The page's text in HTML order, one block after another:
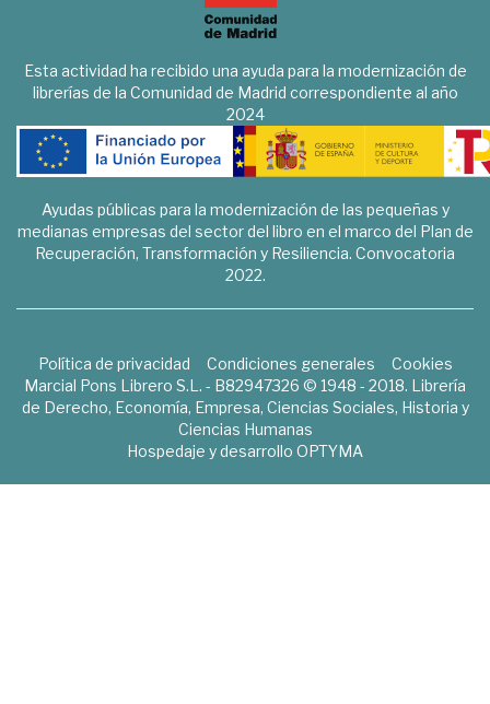
Esta actividad ha recibido una ayuda para la modernización de
librerías de la Comunidad de Madrid correspondiente al año
2024
Ayudas públicas para la modernización de las pequeñas y
medianas empresas del sector del libro en el marco del Plan de
Recuperación, Transformación y Resiliencia. Convocatoria
2022.
Política de privacidad Condiciones generales
Cookies
Marcial Pons Librero S.L. - B82947326 © 1948 - 2018. Librería
de Derecho, Economía, Empresa, Ciencias Sociales, Historia y
Ciencias Humanas
Hospedaje y desarrollo OPTYMA